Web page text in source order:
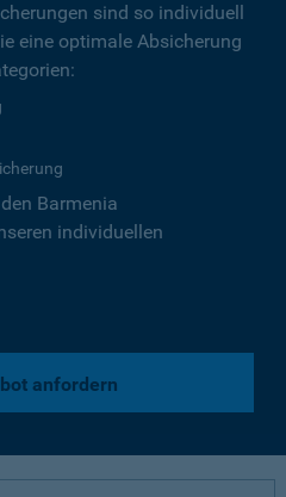
sind so individuell
eine optimale Absicherung
Barmenia
individuellen
anfordern